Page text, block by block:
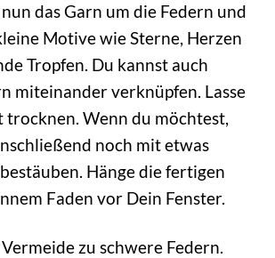
das Garn um die Federn und
Motive wie Sterne, Herzen
Tropfen. Du kannst auch
miteinander verknüpfen. Lasse
trocknen. Wenn du möchtest,
noch mit etwas
Hänge die fertigen
Faden vor Dein Fenster.
Vermeide zu schwere Federn.